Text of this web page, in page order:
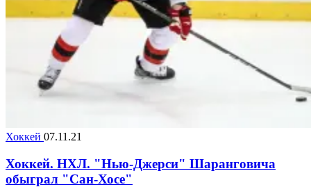
Хоккей 07.11.21
Хоккей. НХЛ. "Нью-Джерси" Шаранговича
обыграл "Сан-Хосе"